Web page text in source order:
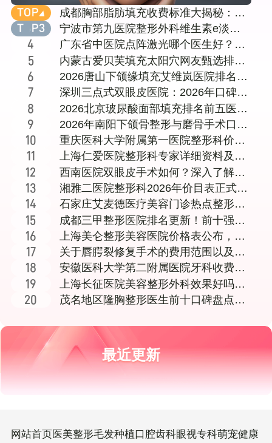
成都胸部脂肪填充收费标准大揭秘：十
家知名医美机构对比，含成都达芬奇
（医大）等
宁波市第九医院整形外科维生素e淡化
颈纹挂什么科
广东省中医院点阵激光哪个医生好？黄
咏菁、秦晓民谁更对胃口？内附就医攻
略
内蒙古爱贝芙填充太阳穴网友甄选排名
前五医院!
2026唐山下颌缘填充艾维岚医院排名前
十强名单：公立私立机构医生资质价格
全公开
深圳三点式双眼皮医院：2026年口碑与
技术兼备的机构盘点，附价格、恢复期
及与全切对比
2026北京玻尿酸面部填充排名前五医院
名单：公立三甲与知名医美机构对比附
医生介绍及价格表
2026年南阳下颌骨整形与磨骨手术口碑
医生实力盘点：十家正规医院与专家深
度解析
重庆医科大学附属第一医院整形科价格
表详情：常见项目
上海仁爱医院整形科专家详细资料及医
院服务内容全面介
西南医院双眼皮手术如何？深入了解李
世荣、王珍祥、陈
湘雅二医院整形科2026年价目表正式公
布，医生团队
石家庄艾麦德医疗美容门诊热点整形价
格表及项目费用详
成都三甲整形医院排名更新！前十强医
院技术好口碑佳
上海美仑整形美容医院价格表公布，消
费者关注行业收费
关于唇腭裂修复手术的费用范围以及导
致唇腭裂的常见原
安徽医科大学第二附属医院牙科收费与
医生项目详情介绍
上海长征医院美容整形外科效果好吗？
真实经历分享看这
茂名地区隆胸整形医生前十口碑盘点与
最近更新
网站首页 医美整形毛发种植 口腔齿科眼视专科萌宠健康